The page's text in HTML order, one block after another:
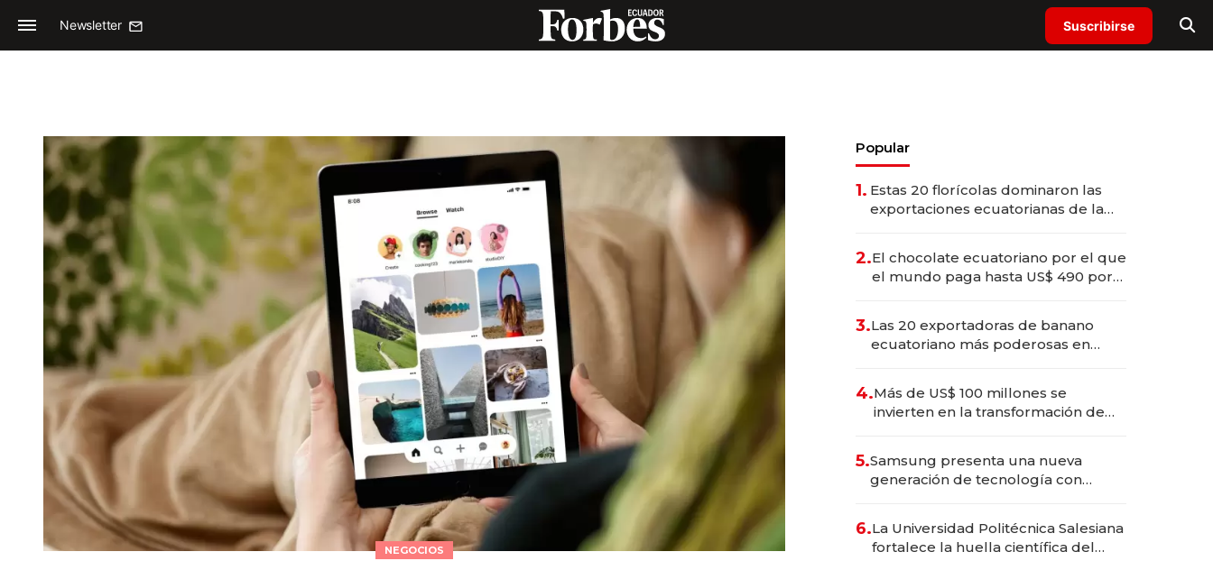
Newsletter Suscribirse
NEGOCIOS
Popular
1. Estas 20 florícolas dominaron las
exportaciones ecuatorianas de la
2.El chocolate ecuatoriano por el que
el mundo paga hasta US$ 490 por
3.Las 20 exportadoras de banano
ecuatoriano más poderosas en
4.Más de US$ 100 millones se
invierten en la transformación de
5.Samsung presenta una nueva
generación de tecnología con
6.La Universidad Politécnica Salesiana
fortalece la huella científica del